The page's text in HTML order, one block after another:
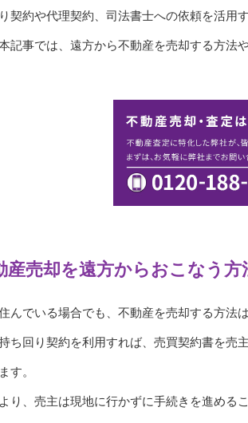
契約や代理契約、司法書士への依頼を活用
記事では、遠方から不動産を売却する方法
産売却を遠方からおこなう方
んでいる場合でも、不動産を売却する方法
ち回り契約を利用すれば、売買契約書を売
す。
り、売主は現地に行かずに手続きを進める